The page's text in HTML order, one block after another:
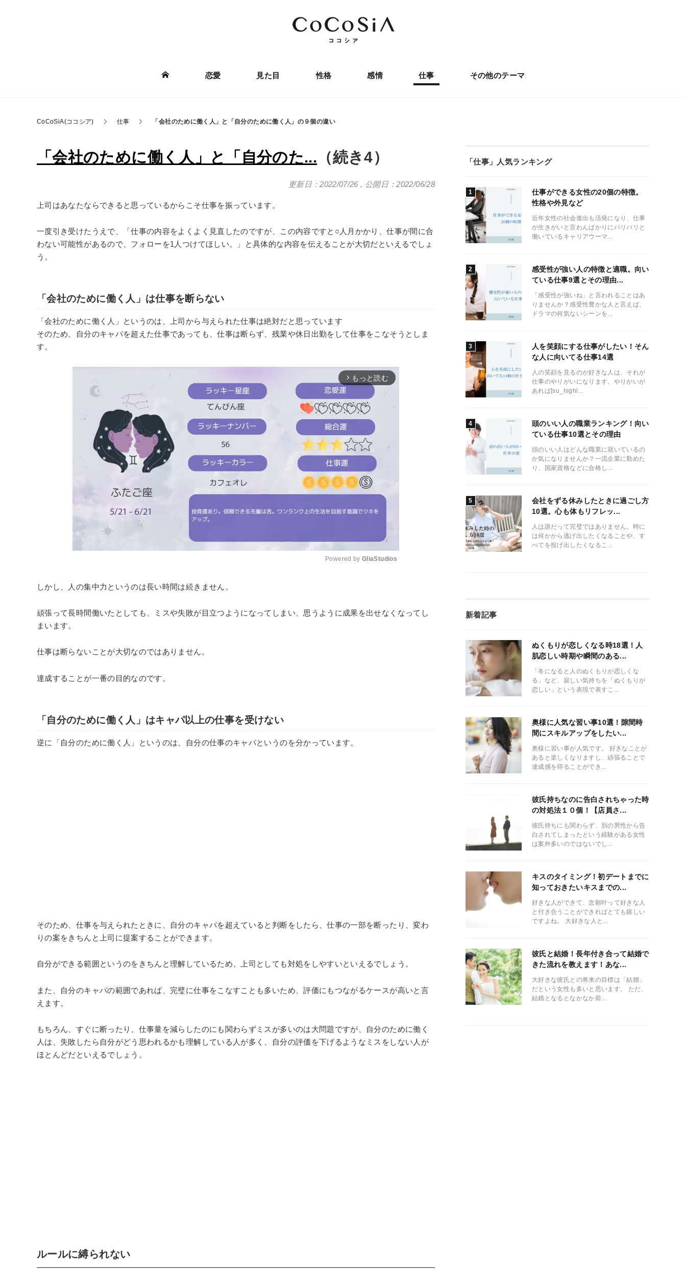
恋愛 見た目 性格 感情 仕事 その他のテーマ
CoCoSiA(ココシア) 仕事 「会社のために働く人」と「自分のために働く人」の９個の違い
「会社のために働く人」と「自分のた... （続き4）
更新日：2022/07/26 , 公開日：2022/06/28
上司はあなたならできると思っているからこそ仕事を振っています。
一度引き受けたうえで、「仕事の内容をよくよく見直したのですが、この内容ですと○人月かかり、仕事が間に合
わない可能性があるので、フォローを1人つけてほしい。」と具体的な内容を伝えることが大切だといえるでしょ
う。
「会社のために働く人」は仕事を断らない
「会社のために働く人」というのは、上司から与えられた仕事は絶対だと思っています
そのため、自分のキャパを超えた仕事であっても、仕事は断らず、残業や休日出勤をして仕事をこなそうとしま
す。
arrow_forward_ios もっと読む
Powered by GliaStudios
しかし、人の集中力というのは長い時間は続きません。
頑張って長時間働いたとしても、ミスや失敗が目立つようになってしまい、思うように成果を出せなくなってし
まいます。
仕事は断らないことが大切なのではありません。
達成することが一番の目的なのです。
「自分のために働く人」はキャパ以上の仕事を受けない
逆に「自分のために働く人」というのは、自分の仕事のキャパというのを分かっています。
そのため、仕事を与えられたときに、自分のキャパを超えていると判断をしたら、仕事の一部を断ったり、変わ
りの案をきちんと上司に提案することができます。
自分ができる範囲というのをきちんと理解しているため、上司としても対処をしやすいといえるでしょう。
また、自分のキャパの範囲であれば、完璧に仕事をこなすことも多いため、評価にもつながるケースが高いと言
えます。
もちろん、すぐに断ったり、仕事量を減らしたのにも関わらずミスが多いのは大問題ですが、自分のために働く
人は、失敗したら自分がどう思われるかも理解している人が多く、自分の評価を下げるようなミスをしない人が
ほとんどだといえるでしょう。
ルールに縛られない
「仕事」人気ランキング
仕事ができる女性の20個の特徴。
性格や外見など
近年女性の社会進出も活発になり、仕事
が生きがいと言わんばかりにバリバリと
働いているキャリアウーマ...
感受性が強い人の特徴と適職。向い
ている仕事9選とその理由...
「感受性が強いね」と言われることはあ
りませんか？感受性豊かな人と言えば、
ドラマの何気ないシーンを...
人を笑顔にする仕事がしたい！そん
な人に向いてる仕事14選
人の笑顔を見るのが好きな人は、それが
仕事のやりがいになります。やりがいが
あれば[su_highl...
頭のいい人の職業ランキング！向い
ている仕事10選とその理由
頭のいい人はどんな職業に就いているの
か気になりませんか？一流企業に勤めた
り、国家資格などに合格し...
会社をずる休みしたときに過ごし方
10選。心も体もリフレッ...
人は誰だって完璧ではありません。時に
は何かから逃げ出したくなることや、す
べてを投げ出したくなるこ...
新着記事
ぬくもりが恋しくなる時18選！人
肌恋しい時期や瞬間のある...
「冬になると人のぬくもりが恋しくな
る」など、寂しい気持ちを「ぬくもりが
恋しい」という表現で表すこ...
奥様に人気な習い事10選！隙間時
間にスキルアップをしたい...
奥様に習い事が人気です。 好きなことが
あると楽しくなりますし、頑張ることで
達成感を得ることができ...
彼氏持ちなのに告白されちゃった時
の対処法１０個！【店員さ...
彼氏持ちにも関わらず、別の男性から告
白されてしまったという経験がある女性
は案外多いのではないでし...
キスのタイミング！初デートまでに
知っておきたいキスまでの...
好きな人ができて、念願叶って好きな人
と付き合うことができればとても嬉しい
ですよね。 大好きな人と...
彼氏と結婚！長年付き合って結婚で
きた流れを教えます！あな...
大好きな彼氏との将来の目標は「結婚」
だという女性も多いと思います。 ただ、
結婚となるとなかなか前...